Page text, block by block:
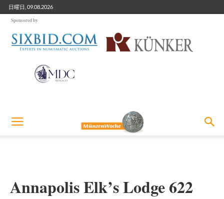
日曜日, 09.08.2026
Sponsored by
Annapolis Elk’s Lodge 622